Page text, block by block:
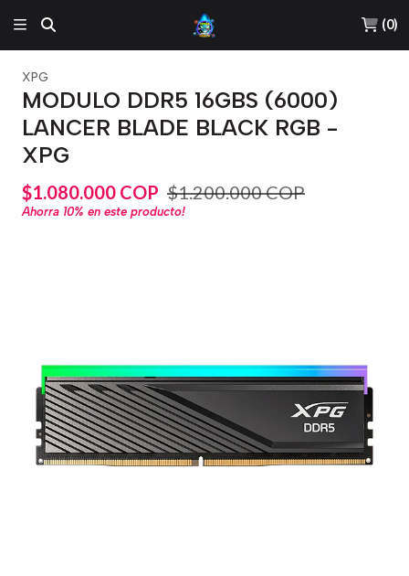
(0)
XPG
MODULO DDR5 16GBS (6000)
LANCER BLADE BLACK RGB -
XPG
$1.080.000 COP $1.200.000 COP
Ahorra 10% en este producto!